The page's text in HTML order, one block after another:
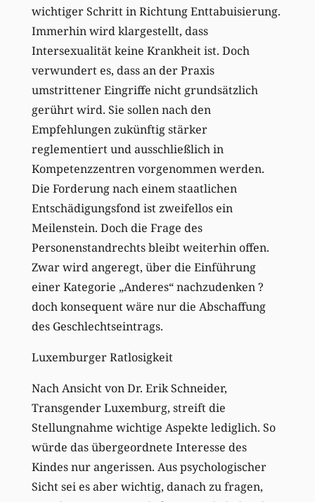
wichtiger Schritt in Richtung Enttabuisierung.
Immerhin wird klargestellt, dass
Intersexualität keine Krankheit ist. Doch
verwundert es, dass an der Praxis
umstrittener Eingriffe nicht grundsätzlich
gerührt wird. Sie sollen nach den
Empfehlungen zukünftig stärker
reglementiert und ausschließlich in
Kompetenzzentren vorgenommen werden.
Die Forderung nach einem staatlichen
Entschädigungsfond ist zweifellos ein
Meilenstein. Doch die Frage des
Personenstandrechts bleibt weiterhin offen.
Zwar wird angeregt, über die Einführung
einer Kategorie „Anderes“ nachzudenken ?
doch konsequent wäre nur die Abschaffung
des Geschlechtseintrags.
Luxemburger Ratlosigkeit
Nach Ansicht von Dr. Erik Schneider,
Transgender Luxemburg, streift die
Stellungnahme wichtige Aspekte lediglich. So
würde das übergeordnete Interesse des
Kindes nur angerissen. Aus psychologischer
Sicht sei es aber wichtig, danach zu fragen,